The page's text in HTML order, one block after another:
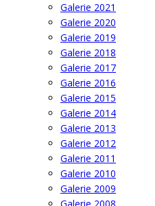
Galerie 2021
Galerie 2020
Galerie 2019
Galerie 2018
Galerie 2017
Galerie 2016
Galerie 2015
Galerie 2014
Galerie 2013
Galerie 2012
Galerie 2011
Galerie 2010
Galerie 2009